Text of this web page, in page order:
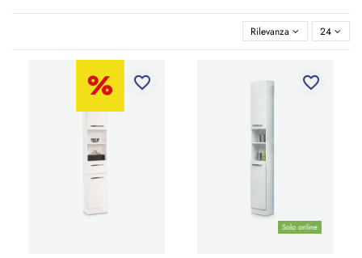
Rilevanza 24
favorite_border
Solo online
favorite_border